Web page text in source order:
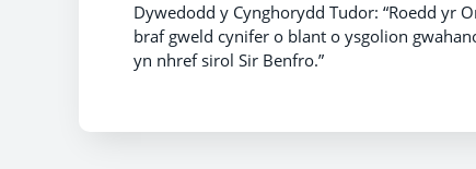
Dywedodd y Cynghorydd Tudor: “Roedd yr
braf gweld cynifer o blant o ysgolion
yn nhref sirol Sir Benfro.”